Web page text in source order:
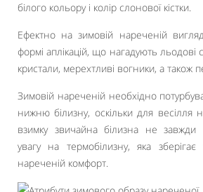
білого кольору і колір слонової кістки.
Ефектно на зимовій нареченій
формі аплікацій, що нагадують льодові
кристали, мерехтливі вогники, а також
Зимовій нареченій необхідно
нижню білизну, оскільки для весілля
взимку звичайна білизна не завжди
увагу на термобілизну, яка
нареченій комфорт.